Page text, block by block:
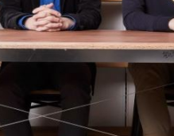
2022
2021
2020
2018
2017